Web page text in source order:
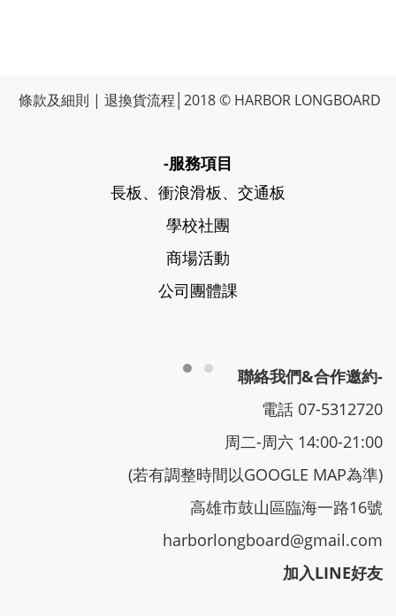
條款及細則 | 退換貨流程 │2018 © HARBOR LONGBOARD
-服務項目
長板、衝浪滑板、交通板
學校社團
商場活動
公司團體課
聯絡我們&合作邀約-
電話 07-5312720
周二-周六 14:00-21:00
(若有調整時間以GOOGLE MAP為準)
高雄市鼓山區臨海一路16號
harborlongboard@gmail.com
加入LINE好友